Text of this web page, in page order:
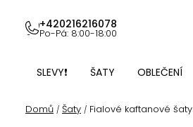
obsah
+420216216078
Po-Pá: 8:00-18:00
SLEVY❗ ŠATY OBLEČENÍ
Domů / Šaty / Fialové kaftanové šaty